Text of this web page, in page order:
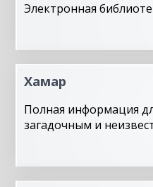
Электронная
Хамар
Полная информация
загадочным и